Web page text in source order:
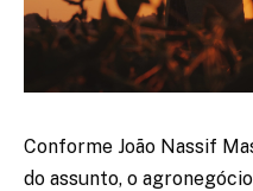
Conforme João Nassif
do assunto, o